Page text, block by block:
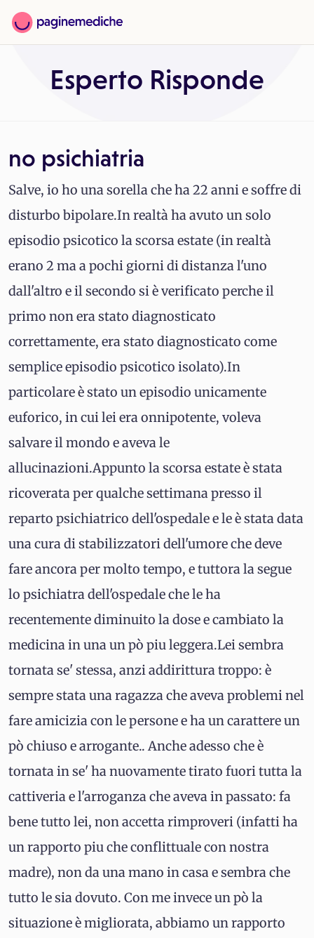
Esperto Risponde
no psichiatria
Salve, io ho una sorella che ha 22 anni e soffre di
disturbo bipolare.In realtà ha avuto un solo
episodio psicotico la scorsa estate (in realtà
erano 2 ma a pochi giorni di distanza l'uno
dall'altro e il secondo si è verificato perche il
primo non era stato diagnosticato
correttamente, era stato diagnosticato come
semplice episodio psicotico isolato).In
particolare è stato un episodio unicamente
euforico, in cui lei era onnipotente, voleva
salvare il mondo e aveva le
allucinazioni.Appunto la scorsa estate è stata
ricoverata per qualche settimana presso il
reparto psichiatrico dell'ospedale e le è stata data
una cura di stabilizzatori dell'umore che deve
fare ancora per molto tempo, e tuttora la segue
lo psichiatra dell'ospedale che le ha
recentemente diminuito la dose e cambiato la
medicina in una un pò piu leggera.Lei sembra
tornata se' stessa, anzi addirittura troppo: è
sempre stata una ragazza che aveva problemi nel
fare amicizia con le persone e ha un carattere un
pò chiuso e arrogante.. Anche adesso che è
tornata in se' ha nuovamente tirato fuori tutta la
cattiveria e l'arroganza che aveva in passato: fa
bene tutto lei, non accetta rimproveri (infatti ha
un rapporto piu che conflittuale con nostra
madre), non da una mano in casa e sembra che
tutto le sia dovuto. Con me invece un pò la
situazione è migliorata, abbiamo un rapporto